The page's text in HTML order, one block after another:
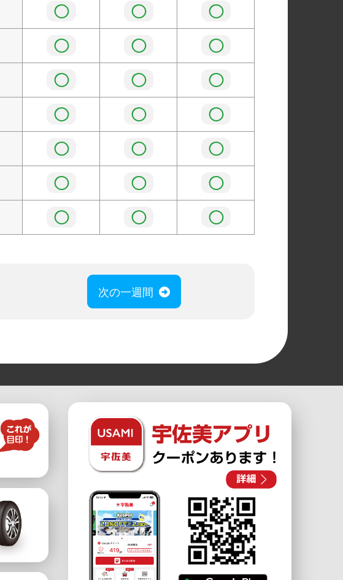
◯ ◯ ◯
◯ ◯ ◯
◯ ◯ ◯
◯ ◯ ◯
◯ ◯ ◯
◯ ◯ ◯
◯ ◯ ◯
次の一週間